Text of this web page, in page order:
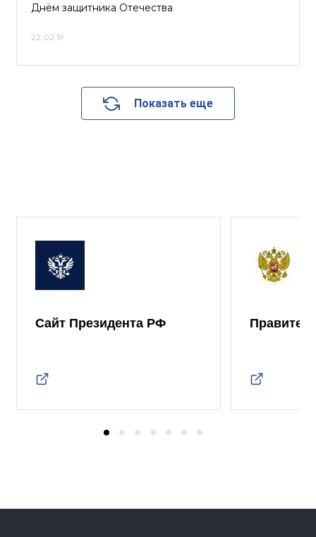
Днём защитника Отечества
22.02.19
Показать еще
Сайт Президента РФ